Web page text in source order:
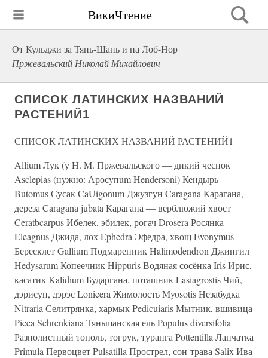
ВикиЧтение
От Кульджи за Тянь-Шань и на Лоб-Нор
Пржевальский Николай Михайлович
СПИСОК ЛАТИНСКИХ НАЗВАНИЙ
РАСТЕНИЙ1
СПИСОК ЛАТИНСКИХ НАЗВАНИЙ РАСТЕНИЙ1
Allium Лук (у H. M. Пржевальского — дикий чеснок
Asclepias (нужно: Аросупum Hendersoni) Кендырь
Butomus Сусак CaUigonum Джузгун Caragana Карагана,
дереза Caragana jubata Карагана — верблюжий хвост
Ceratbcarpus Ибелек, эбилек, рогач Drosera Росянка
Eleagnus Джида, лох Ephedra Эфедра, хвощ Evonymus
Бересклет Gallium Подмаренник Halimodendron Джингил
Hedysarum Копеечник Hippuris Водяная сосёнка Iris Ирис,
касатик Kalidium Бударгана, поташник Lasiagrostis Чий,
дэрисун, дэрэс Lonicera Жимолость Myosotis Незабудка
Nitraria Селитрянка, хармык Pedicuiaris Мытник, вшивица
Picea Schrenkiana Тяньшанская ель Populus diversifolia
Разнолистный тополь, тогрук, туранга Pottentilla Лапчатка
Primula Первоцвет Pulsatilla Прострел, сон-трава Salix Ива